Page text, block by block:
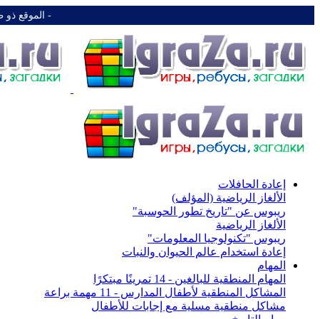
-️ الموقع ذو
إعادة الحافلات
الألغاز الرياضية (المؤلف)
ريبوس عن "تاريخ تطور الحوسبة"
الألغاز الرياضية
ريبوس "تكنولوجيا المعلومات"
إعادة استخدام عالم الحيوان والنبات
المهام
المهام المنطقية للبالغين - 14 تمرينًا مبتكرًا
المشاكل المنطقية لأطفال المدارس - 11 مهمة براعة
مشاكل منطقية مسلية مع إجابات للأطفال